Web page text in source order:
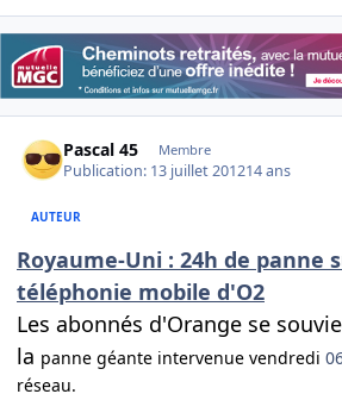
Pascal 45 Membre
Publication: 13 juillet 201214 ans
AUTEUR
Royaume-Uni : 24h de panne
téléphonie mobile d'O2
Les abonnés d'Orange se
la panne géante intervenue vendredi
réseau.